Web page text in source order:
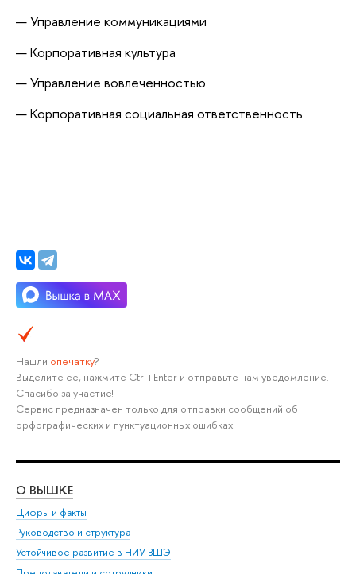
Управление коммуникациями
Корпоративная культура
Управление вовлеченностью
Корпоративная социальная ответственность
Нашли опечатку?
Выделите её, нажмите Ctrl+Enter и отправьте нам уведомление.
Спасибо за участие!
Сервис предназначен только для отправки сообщений об
орфографических и пунктуационных ошибках.
О ВЫШКЕ
Цифры и факты
Руководство и структура
Устойчивое развитие в НИУ ВШЭ